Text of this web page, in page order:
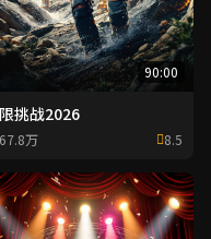
90:00
挑战2026
万 8.5